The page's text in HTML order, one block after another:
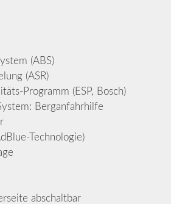
(ABS)
(ASR)
Programm (ESP, Bosch)
Berganfahrhilfe
Technologie)
abschaltbar